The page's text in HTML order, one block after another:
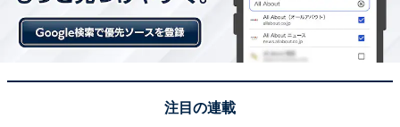
非常識な同僚への不満が続出。
出書類の入力を頼まれ、その時に『自分でやれよ』とイ
注目の連載